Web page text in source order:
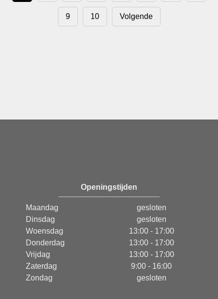
9 10 Volgende
Openingstijden
Maandag
gesloten
Dinsdag
gesloten
Woensdag
13:00 - 17:00
Donderdag
13:00 - 17:00
Vrijdag
13:00 - 17:00
Zaterdag
9:00 - 16:00
Zondag
gesloten